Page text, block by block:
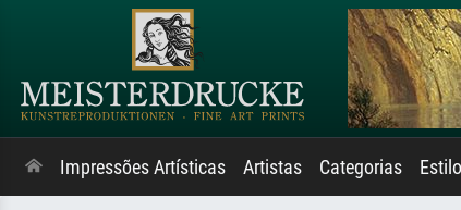
Impressões Artísticas Artistas Categorias